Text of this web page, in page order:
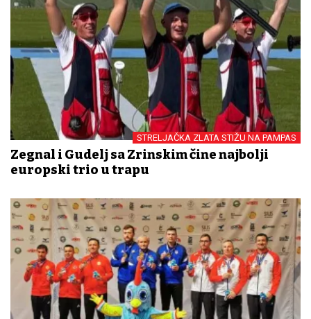
STRELJAČKA ZLATA STIŽU NA PAMPAS
Zegnal i Gudelj sa Zrinskim čine najbolji
europski trio u trapu